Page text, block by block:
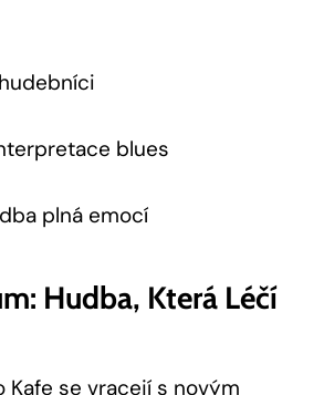
blues
plná emocí
Hudba, Která Léčí
Kafe se vracejí s novým